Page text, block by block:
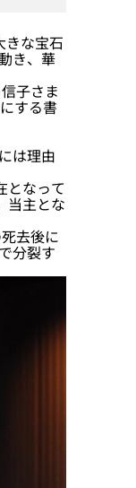
きな宝石
き、華
子さま
する書
は理由
となって
当主とな
去後に
分裂す